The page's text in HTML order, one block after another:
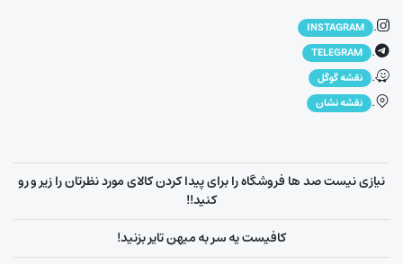
.
INSTAGRAM
.
TELEGRAM
. نقشه گوگل
. نقشه نشان
نیازی نیست صد ها فروشگاه را برای پیدا کردن کالای مورد نظرتان را زیر و رو
کنید!!
کافیست یه سر به میهن تایر بزنید!